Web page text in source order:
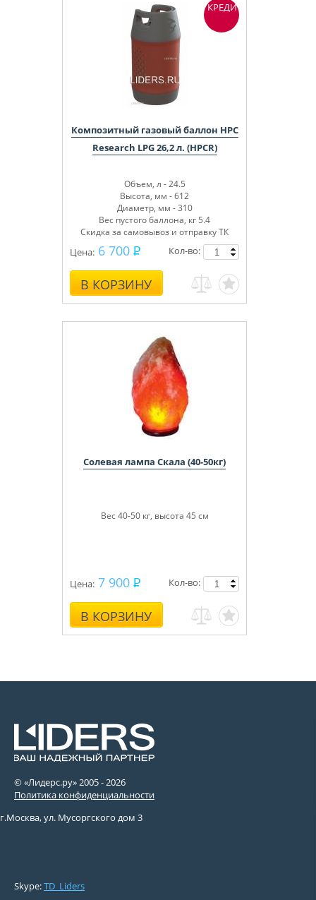
Композитный газовый баллон HPC
Research LPG 26,2 л. (HPCR)
Объем, л - 24.5
Высота, мм - 612
Диаметр, мм - 310
Вес пустого баллона, кг 5.4
Скидка за самовывоз и отправку ТК
СДЕК 200 руб.
Цена: 6 700
В КОРЗИНУ
Кол-во:
КРЕДИТ
Солевая лампа Скала (40-50кг)
Вес 40-50 кг, высота 45 см
Цена: 7 900
В КОРЗИНУ
Кол-во:
© «Лидерс.ру» 2005 -2026
Политика конфиденциальности
г.Москва, ул. Мусоргского дом 3
Skype:TD_Liders